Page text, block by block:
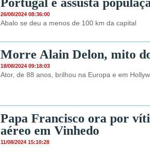
26/08/2024 08:36:00
Abalo se deu a menos de 100 km da capital
Morre Alain Delon, mito
18/08/2024 09:18:03
Ator, de 88 anos, brilhou na Europa e em
Papa Francisco ora por
aéreo em Vinhedo
11/08/2024 15:10:28